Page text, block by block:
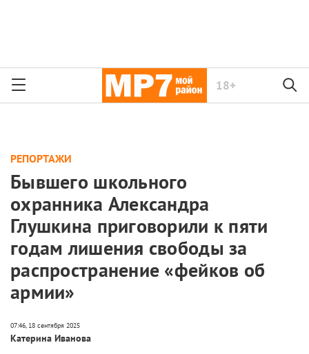
18+
РЕПОРТАЖИ
Бывшего школьного
охранника Александра
Глушкина приговорили к пяти
годам лишения свободы за
распространение «фейков об
армии»
Катерина Иванова